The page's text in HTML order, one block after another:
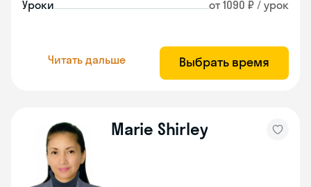
Уроки от 1090 ₽ / урок
Читать дальше Выбрать время
Marie Shirley